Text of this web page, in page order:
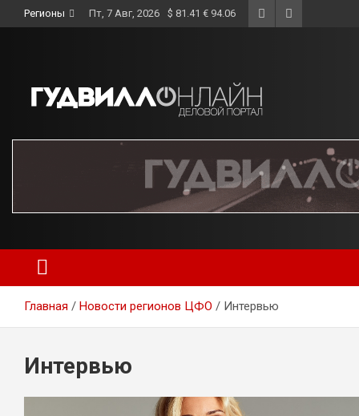
to
Регионы Пт, 7 Авг, 2026 $ 81.41 € 94.06
Главная Новости регионов ЦФО Интервью
Интервью